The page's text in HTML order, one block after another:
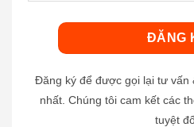
Đăng ký để được gọi lại tư vấn
nhất. Chúng tôi cam kết các
tuyệt